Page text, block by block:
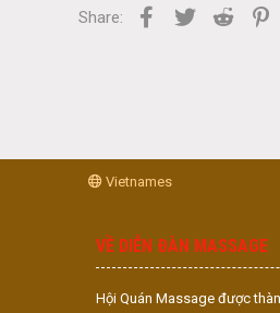
Share: Facebook
Twitter Reddit
Vietnames
VỀ DIỄN ĐÀN MASSAGE
Hội Quán Massage được